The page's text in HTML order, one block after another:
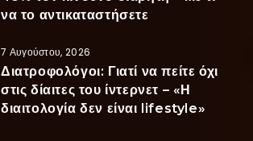
να το αντικαταστήσετε
7 Αυγούστου, 2026
Διατροφολόγοι: Γιατί να πείτε όχι
στις δίαιτες του ίντερνετ – «Η
διαιτολογία δεν είναι lifestyle»